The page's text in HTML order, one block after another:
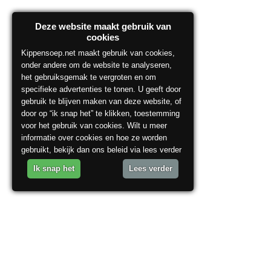
Deze website maakt gebruik van
cookies
Kippensoep.net maakt gebruik van cookies,
onder andere om de website te analyseren,
het gebruiksgemak te vergroten en om
specifieke advertenties te tonen. U geeft door
gebruik te blijven maken van deze website, of
door op “ik snap het” te klikken, toestemming
voor het gebruik van cookies. Wilt u meer
informatie over cookies en hoe ze worden
gebruikt, bekijk dan ons beleid via lees verder
Ik snap het Lees verder